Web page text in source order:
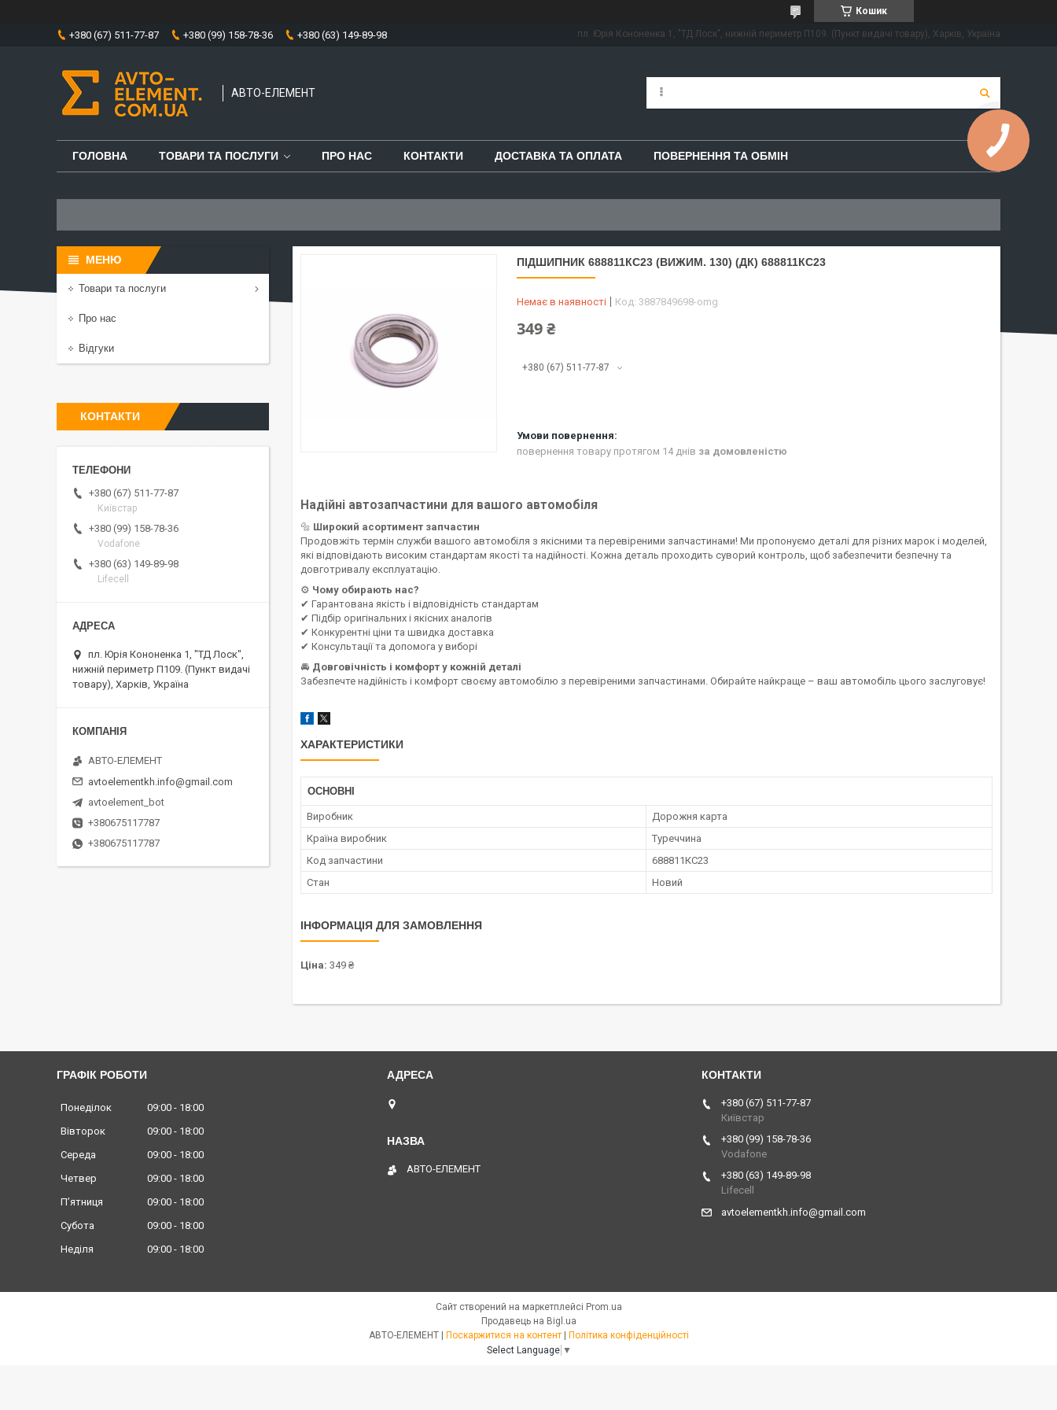
Кошик
+380 (67) 511-77-87 +380 (99) 158-78-36 +380 (63) 149-89-98 пл. Юрія Кононенка 1, "ТД Лоск", нижній периметр П109. (Пункт видачі товару), Харків, Україна
АВТО-ЕЛЕМЕНТ
ГОЛОВНА ТОВАРИ ТА ПОСЛУГИ ПРО НАС КОНТАКТИ ДОСТАВКА ТА ОПЛАТА ПОВЕРНЕННЯ ТА ОБМІН
ПІДШИПНИК 688811КС23 (ВИЖИМ. 130) (ДК) 688811КС23
Немає в наявності Код: 3887849698-omg
349 ₴
+380 (67) 511-77-87
повернення товару протягом 14 днів за домовленістю
Надійні автозапчастини для вашого автомобіля
🔩 Широкий асортимент запчастин
Продовжіть термін служби вашого автомобіля з якісними та перевіреними запчастинами! Ми пропонуємо деталі для різних марок і моделей,
які відповідають високим стандартам якості та надійності. Кожна деталь проходить суворий контроль, щоб забезпечити безпечну та
довготривалу експлуатацію.
⚙ Чому обирають нас?
✔ Гарантована якість і відповідність стандартам
✔ Підбір оригінальних і якісних аналогів
✔ Конкурентні ціни та швидка доставка
✔ Консультації та допомога у виборі
🚘 Довговічність і комфорт у кожній деталі
Забезпечте надійність і комфорт своєму автомобілю з перевіреними запчастинами. Обирайте найкраще – ваш автомобіль цього заслуговує!
ХАРАКТЕРИСТИКИ
ОСНОВНІ
Виробник
Дорожня карта
Країна виробник
Туреччина
Код запчастини
688811КС23
Стан
Новий
ІНФОРМАЦІЯ ДЛЯ ЗАМОВЛЕННЯ
Ціна: 349 ₴
Товари та послуги
Про нас
Відгуки
КОНТАКТИ
+380 (67) 511-77-87
Київстар
+380 (99) 158-78-36
Vodafone
+380 (63) 149-89-98
Lifecell
пл. Юрія Кононенка 1, "ТД Лоск",
нижній периметр П109. (Пункт видачі
товару), Харків, Україна
АВТО-ЕЛЕМЕНТ
avtoelementkh.info@gmail.com
avtoelement_bot
+380675117787
+380675117787
ГРАФІК РОБОТИ
Понеділок 09:00
18:00
Вівторок
09:00
18:00
Середа
09:00
18:00
Четвер
09:00
18:00
Пʼятниця
09:00
18:00
Субота
09:00
18:00
Неділя
09:00 18:00
АВТО-ЕЛЕМЕНТ
+380 (67) 511-77-87
Київстар
+380 (99) 158-78-36
Vodafone
+380 (63) 149-89-98
Lifecell
avtoelementkh.info@gmail.com
Сайт створений на маркетплейсі Prom.ua
Продавець на Bigl.ua
Поскаржитися на контент
Політика конфіденційності
Select Language ▼